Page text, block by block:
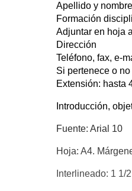
Apellido y
Formación
Adjuntar en hoja
Dirección
Teléfono, fax, e-
Si pertenece o
Extensión: hasta
Introducción,
Fuente: Arial 10
Hoja: A4.
Interlineado: 1 1/2